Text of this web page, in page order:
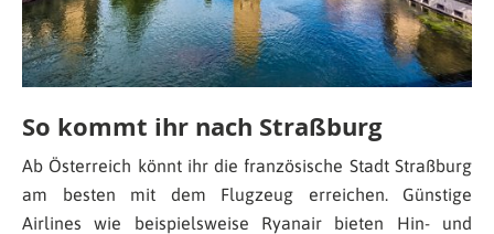
So kommt ihr nach Straßburg
Ab Österreich könnt ihr die französische Stadt Straßburg
am besten mit dem Flugzeug erreichen. Günstige
Airlines wie beispielsweise Ryanair bieten Hin- und